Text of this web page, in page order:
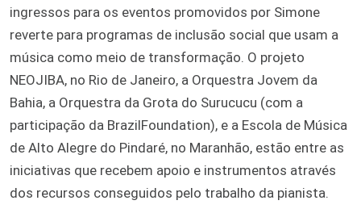
ingressos para os eventos promovidos por Simone
reverte para programas de inclusão social que usam a
música como meio de transformação. O projeto
NEOJIBA, no Rio de Janeiro, a Orquestra Jovem da
Bahia, a Orquestra da Grota do Surucucu (com a
participação da BrazilFoundation), e a Escola de Música
de Alto Alegre do Pindaré, no Maranhão, estão entre as
iniciativas que recebem apoio e instrumentos através
dos recursos conseguidos pelo trabalho da pianista.